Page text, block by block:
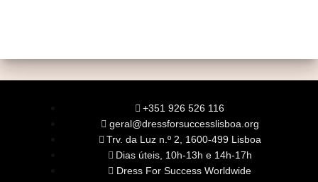
+351 926 526 116
geral@dressforsuccesslisboa.org
Trv. da Luz n.º 2, 1600-499 Lisboa
Dias úteis, 10h-13h e 14h-17h
Dress For Success Worldwide